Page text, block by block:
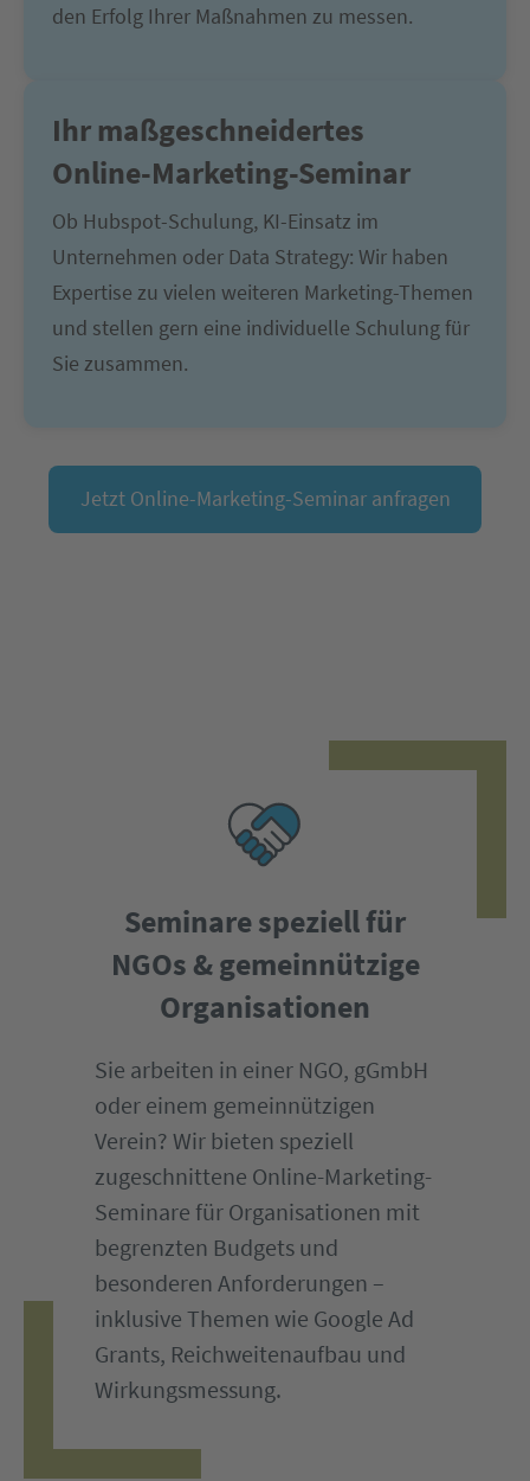
den Erfolg Ihrer Maßnahmen zu messen.
Ihr maßgeschneidertes
Online-Marketing-Seminar
Ob Hubspot-Schulung, KI-Einsatz im
Unternehmen oder Data Strategy: Wir haben
Expertise zu vielen weiteren Marketing-Themen
und stellen gern eine individuelle Schulung für
Sie zusammen.
Jetzt Online-Marketing-Seminar anfragen
Seminare speziell für
NGOs & gemeinnützige
Organisationen
Sie arbeiten in einer NGO, gGmbH
oder einem gemeinnützigen
Verein? Wir bieten speziell
zugeschnittene Online-Marketing-
Seminare für Organisationen mit
begrenzten Budgets und
besonderen Anforderungen –
inklusive Themen wie Google Ad
Grants, Reichweitenaufbau und
Wirkungsmessung.